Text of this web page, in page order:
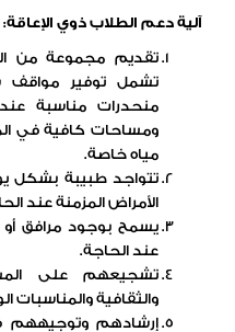
آلية دعم الطلاب ذوي الإعاقة:
تقديم مجموعة من
تشمل توفير مواقف
منحدرات مناسبة عند
ومساحات كافية في
مياه خاصة.
تتواجد طبيبة بشكل
الأمراض المزمنة عند
يسمح بوجود مرافق
عند الحاجة.
تشجيعهم على
والثقافية والمناسبات
إرشادهم وتوجيههم